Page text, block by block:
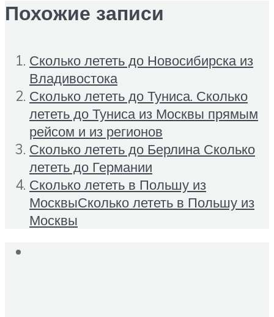
Похожие записи
Сколько лететь до Новосибирска из
Владивостока
Сколько лететь до Туниса. Сколько
лететь до Туниса из Москвы прямым
рейсом и из регионов
Сколько лететь до Берлина Сколько
лететь до Германии
Сколько лететь в Польшу из
МосквыСколько лететь в Польшу из
Москвы